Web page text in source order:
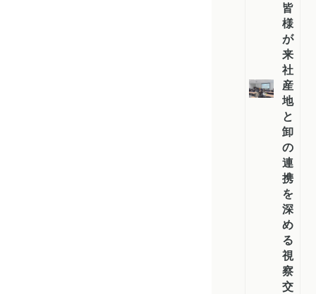
皆
様
が
来
社
産
地
と
卸
の
連
携
を
深
め
る
視
察
交